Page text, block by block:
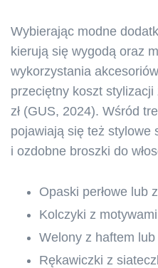
Wybierając modne
kierują się wygodą oraz
wykorzystania
przeciętny koszt
zł (GUS, 2024). Wśród
pojawiają się też stylowe
i ozdobne broszki do
Opaski perłowe lub
Kolczyki z
Welony z haftem
Rękawiczki z